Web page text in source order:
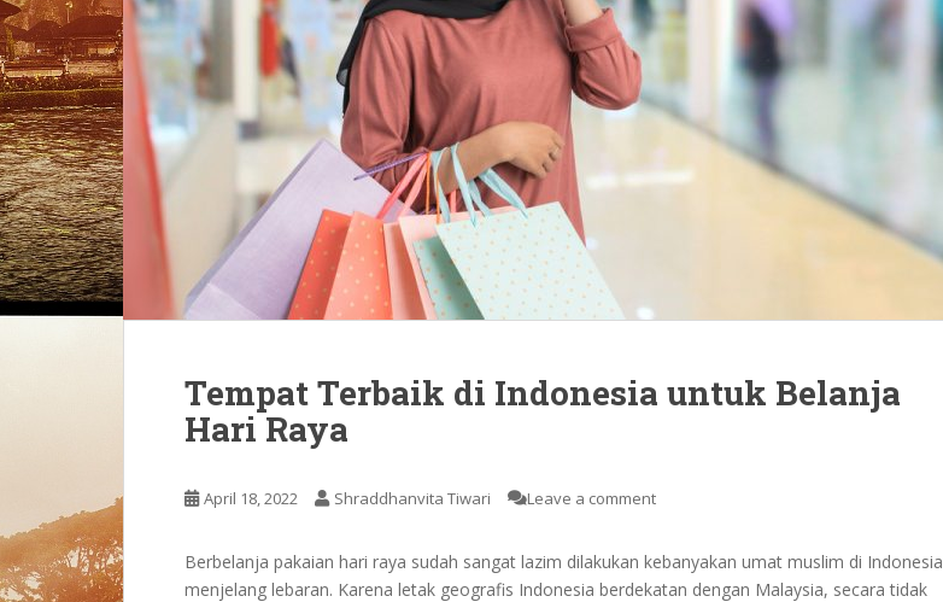
Tempat Terbaik di Indonesia untuk Belanja
Hari Raya
April 18, 2022 Shraddhanvita Tiwari Leave a comment
Berbelanja pakaian hari raya sudah sangat lazim dilakukan kebanyakan umat muslim di Indonesia
menjelang lebaran. Karena letak geografis Indonesia berdekatan dengan Malaysia, secara tidak